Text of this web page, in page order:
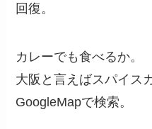
回復。
カレーでも食べるか。
大阪と言えばスパイス
GoogleMapで検索。